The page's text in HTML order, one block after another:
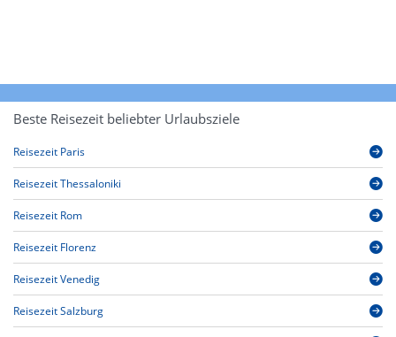
Beste Reisezeit beliebter Urlaubsziele
Reisezeit Paris
Reisezeit Thessaloniki
Reisezeit Rom
Reisezeit Florenz
Reisezeit Venedig
Reisezeit Salzburg